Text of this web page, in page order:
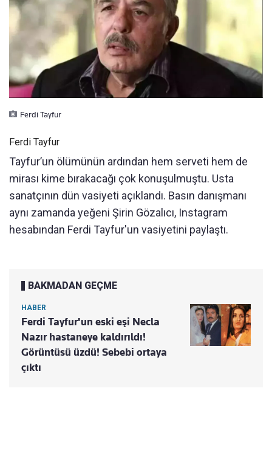
Ferdi Tayfur
Ferdi Tayfur
Tayfur’un ölümünün ardından hem serveti hem de
mirası kime bırakacağı çok konuşulmuştu. Usta
sanatçının dün vasiyeti açıklandı. Basın danışmanı
aynı zamanda yeğeni Şirin Gözalıcı, Instagram
hesabından Ferdi Tayfur'un vasiyetini paylaştı.
BAKMADAN GEÇME
HABER
Ferdi Tayfur'un eski eşi Necla
Nazır hastaneye kaldırıldı!
Görüntüsü üzdü! Sebebi ortaya
çıktı